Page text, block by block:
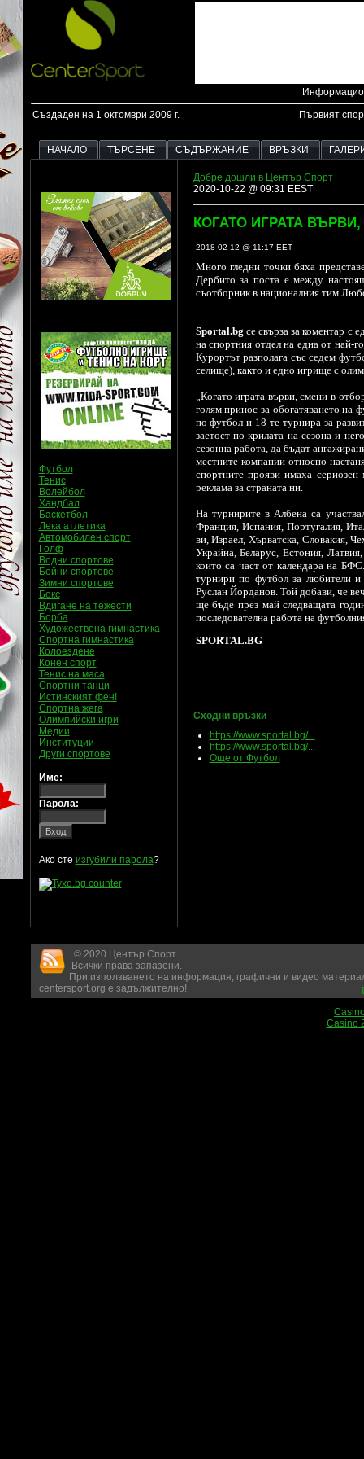
Създаден на 1 октомври 2009 г. Първият
НАЧАЛО ТЪРСЕНЕ СЪДЪРЖАНИЕ ВРЪЗКИ
Добре дошли в Център Спорт
2020-10-22 @ 09:31 EEST
КОГАТО ИГРАТА
2018-02-12 @ 11:17 EET
Много гледни точки бяха
Дербито за поста е между
съотборник в националния тим
Sportal.bg се свърза за коментар с
на спортния отдел на една от най-
Курортът разполага със седем
селище), както и едно игрище с
„Когато играта върви, смени в
голям принос за обогатяването на
по футбол и 18-те турнира за
заетост по крилата на сезона и
сезонна работа, да бъдат
местните компании относно
спортните прояви имаха
реклама за страната ни.
На турнирите в Албена са
Франция, Испания, Португалия,
ви, Израел, Хърватска, Словакия,
Украйна, Беларус, Естония,
които са част от календара на
турнири по футбол за любители и
Руслан Йорданов. Той добави, че
ще бъде през май следващата
последователна работа на
SPORTAL.BG
Сходни връзки
https://www.sportal.bg/...
https://www.sportal.bg/...
Още от Футбол
Футбол
Тенис
Волейбол
Хандбал
Баскетбол
Лека атлетика
Автомобилен спорт
Голф
Водни спортове
Бойни спортове
Зимни спортове
Бокс
Вдигане на тежести
Борба
Художествена гимнастика
Спортна гимнастика
Колоездене
Конен спорт
Тенис на маса
Спортни танци
Истинският фен!
Спортна жега
Олимпийски игри
Медии
Институции
Други спортове
Име:
Парола:
Ако сте изгубили парола?
© 2020 Център Спорт
Всички права запазени.
При използването на информация, графични и видео
centersport.org е задължително!
Casino